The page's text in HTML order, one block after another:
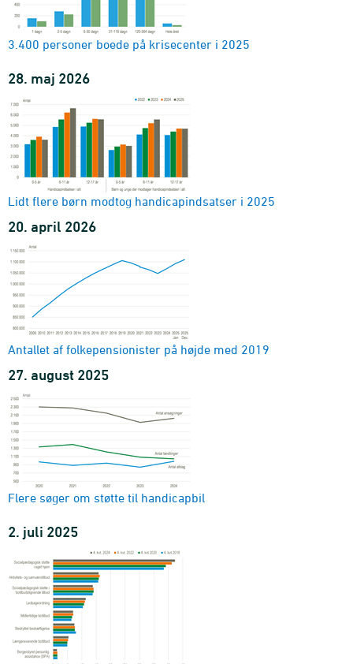
3.400 personer boede på krisecenter i 2025
28. maj 2026
Lidt flere børn modtog handicapindsatser i 2025
20. april 2026
Antallet af folkepensionister på højde med 2019
27. august 2025
Flere søger om støtte til handicapbil
2. juli 2025